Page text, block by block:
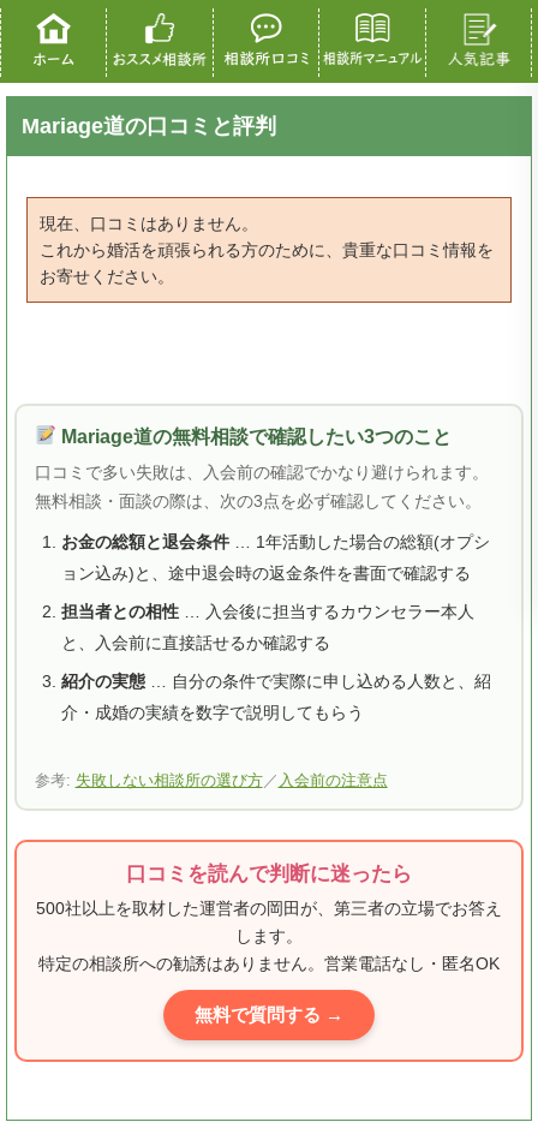
Mariage道の口コミと評判
現在、口コミはありません。
これから婚活を頑張られる方のために、貴重な口コミ情報を
お寄せください。
Mariage道の無料相談で確認したい3つのこと
口コミで多い失敗は、入会前の確認でかなり避けられます。
無料相談・面談の際は、次の3点を必ず確認してください。
お金の総額と退会条件… 1年活動した場合の総額(オプシ
ョン込み)と、途中退会時の返金条件を書面で確認する
担当者との相性… 入会後に担当するカウンセラー本人
と、入会前に直接話せるか確認する
紹介の実態… 自分の条件で実際に申し込める人数と、紹
介・成婚の実績を数字で説明してもらう
参考: 失敗しない相談所の選び方／ 入会前の注意点
口コミを読んで判断に迷ったら
500社以上を取材した運営者の岡田が、第三者の立場でお答え
します。
特定の相談所への勧誘はありません。営業電話なし・匿名OK
無料で質問する →